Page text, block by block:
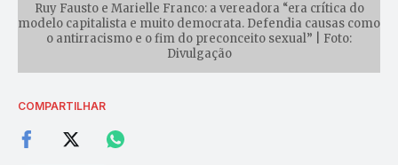
Ruy Fausto e Marielle Franco: a vereadora “era crítica do
modelo capitalista e muito democrata. Defendia causas como
o antirracismo e o fim do preconceito sexual” | Foto:
Divulgação
COMPARTILHAR